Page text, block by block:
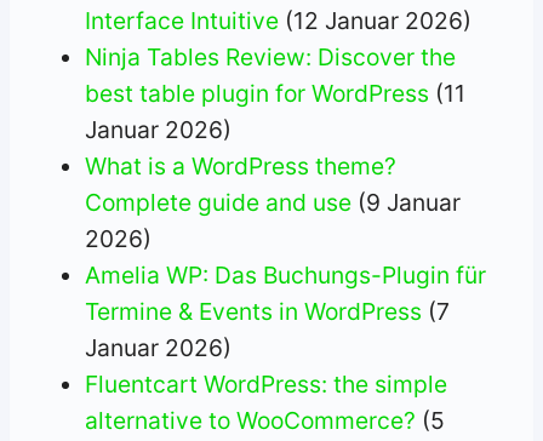
Interface Intuitive (12 Januar 2026)
Ninja Tables Review: Discover the
best table plugin for WordPress (11
Januar 2026)
What is a WordPress theme?
Complete guide and use (9 Januar
2026)
Amelia WP: Das Buchungs-Plugin für
Termine & Events in WordPress (7
Januar 2026)
Fluentcart WordPress: the simple
alternative to WooCommerce? (5